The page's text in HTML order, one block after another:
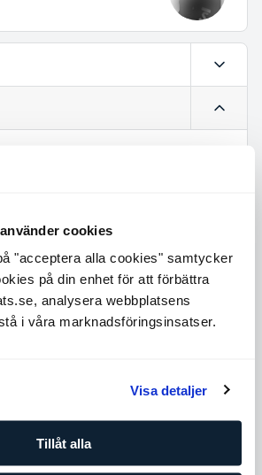
cookies
"acceptera alla cookies" samtycker
på din enhet för att förbättra
analysera webbplatsens
i våra marknadsföringsinsatser.
Visa detaljer
Tillåt alla669,90
med din egen personliga tränare